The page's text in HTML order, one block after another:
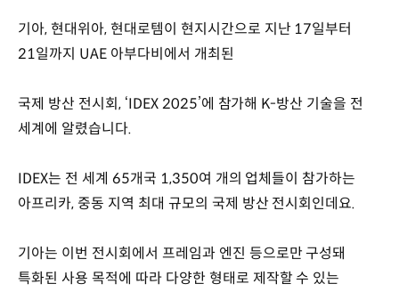
기아, 현대위아, 현대로템이 현지시간으로 지난 17일부터
21일까지 UAE 아부다비에서 개최된
국제 방산 전시회, ‘IDEX 2025’에 참가해 K-방산 기술을 전
세계에 알렸습니다.
IDEX는 전 세계 65개국 1,350여 개의 업체들이 참가하는
아프리카, 중동 지역 최대 규모의 국제 방산 전시회인데요.
기아는 이번 전시회에서 프레임과 엔진 등으로만 구성돼
특화된 사용 목적에 따라 다양한 형태로 제작할 수 있는